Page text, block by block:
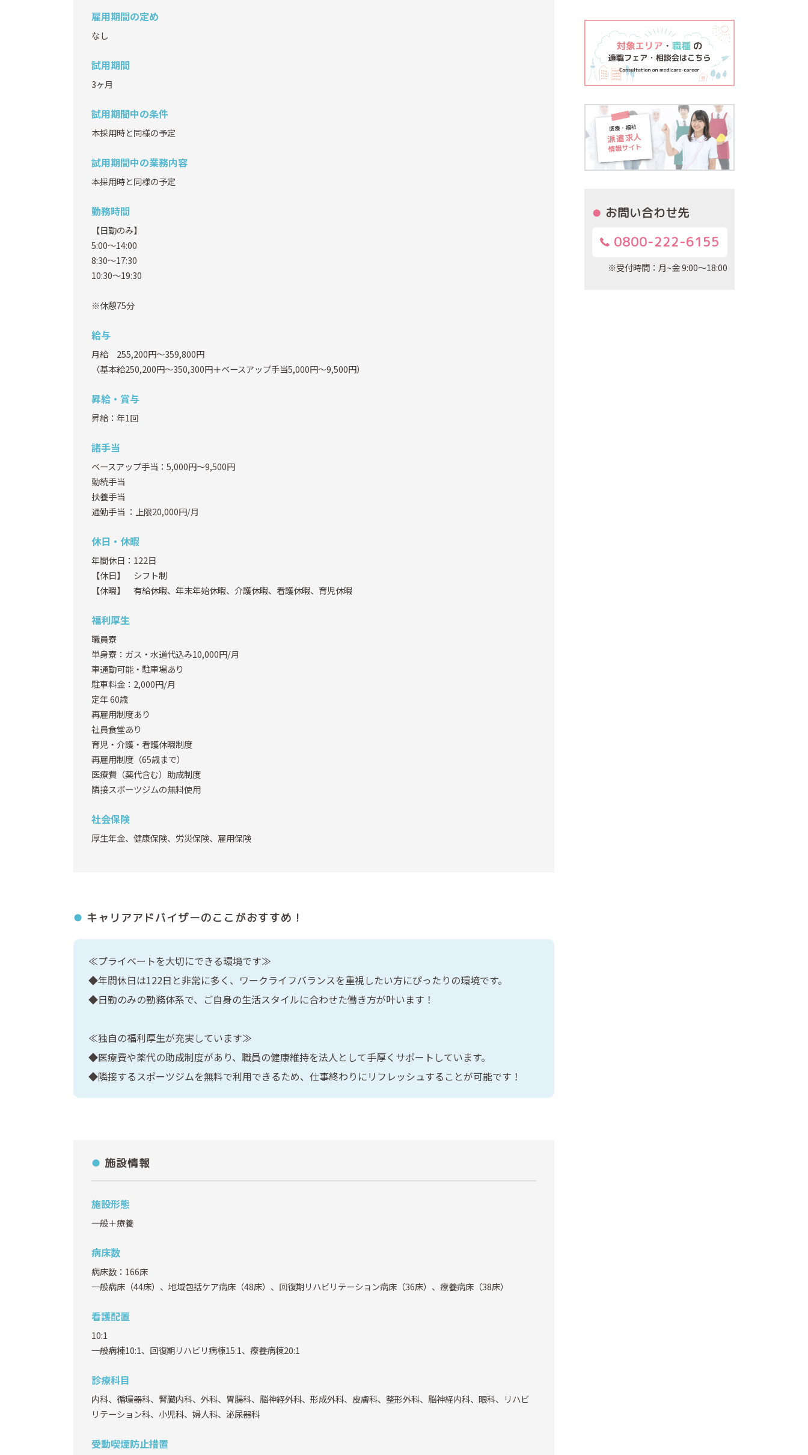
雇用期間の定め
なし
試用期間
3ヶ月
試用期間中の条件
本採用時と同様の予定
試用期間中の業務内容
本採用時と同様の予定
勤務時間
【日勤のみ】
5:00～14:00
8:30～17:30
10:30～19:30
※休憩75分
給与
月給 255,200円～359,800円
（基本給250,200円～350,300円＋ベースアップ手当5,000円～9,500円）
昇給・賞与
昇給：年1回
諸手当
ベースアップ手当：5,000円～9,500円
勤続手当
扶養手当
通勤手当 ：上限20,000円/月
休日・休暇
年間休日：122日
【休日】 シフト制
【休暇】 有給休暇、年末年始休暇、介護休暇、看護休暇、育児休暇
福利厚生
職員寮
単身寮：ガス・水道代込み10,000円/月
車通勤可能・駐車場あり
駐車料金：2,000円/月
定年 60歳
再雇用制度あり
社員食堂あり
育児・介護・看護休暇制度
再雇用制度（65歳まで）
医療費（薬代含む）助成制度
隣接スポーツジムの無料使用
社会保険
厚生年金、健康保険、労災保険、雇用保険
キャリアアドバイザーのここがおすすめ！
≪プライベートを大切にできる環境です≫
◆年間休日は122日と非常に多く、ワークライフバランスを重視したい方にぴったりの環境です。
◆日勤のみの勤務体系で、ご自身の生活スタイルに合わせた働き方が叶います！
≪独自の福利厚生が充実しています≫
◆医療費や薬代の助成制度があり、職員の健康維持を法人として手厚くサポートしています。
◆隣接するスポーツジムを無料で利用できるため、仕事終わりにリフレッシュすることが可能です！
施設情報
施設形態
一般＋療養
病床数
病床数：166床
一般病床（44床）、地域包括ケア病床（48床）、回復期リハビリテーション病床（36床）、療養病床（38床）
看護配置
10:1
一般病棟10:1、回復期リハビリ病棟15:1、療養病棟20:1
診療科目
内科、循環器科、腎臓内科、外科、胃腸科、脳神経外科、形成外科、皮膚科、整形外科、脳神経内科、眼科、リハビ
リテーション科、小児科、婦人科、泌尿器科
受動喫煙防止措置
お問い合わせ先
0800-222-6155
※受付時間：月~金 9:00～18:00